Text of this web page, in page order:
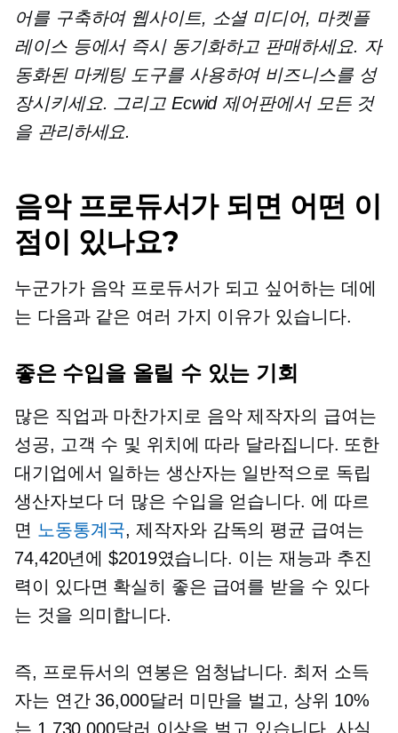
어를 구축하여 웹사이트, 소셜 미디어, 마켓플
레이스 등에서 즉시 동기화하고 판매하세요. 자
동화된 마케팅 도구를 사용하여 비즈니스를 성
장시키세요. 그리고 Ecwid 제어판에서 모든 것
을 관리하세요.
음악 프로듀서가 되면 어떤 이
점이 있나요?
누군가가 음악 프로듀서가 되고 싶어하는 데에
는 다음과 같은 여러 가지 이유가 있습니다.
좋은 수입을 올릴 수 있는 기회
많은 직업과 마찬가지로 음악 제작자의 급여는
성공, 고객 수 및 위치에 따라 달라집니다. 또한
대기업에서 일하는 생산자는 일반적으로 독립
생산자보다 더 많은 수입을 얻습니다. 에 따르
면 노동통계국, 제작자와 감독의 평균 급여는
74,420년에 $2019였습니다. 이는 재능과 추진
력이 있다면 확실히 좋은 급여를 받을 수 있다
는 것을 의미합니다.
즉, 프로듀서의 연봉은 엄청납니다. 최저 소득
자는 연간 36,000달러 미만을 벌고, 상위 10%
는 1,730,000달러 이상을 벌고 있습니다. 사실,